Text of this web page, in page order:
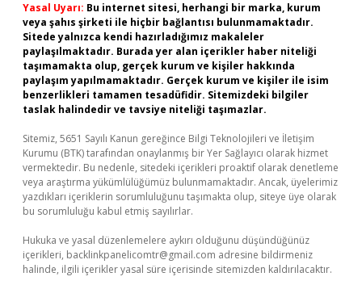
Yasal Uyarı: Bu internet sitesi, herhangi bir marka, kurum
veya şahıs şirketi ile hiçbir bağlantısı bulunmamaktadır.
Sitede yalnızca kendi hazırladığımız makaleler
paylaşılmaktadır. Burada yer alan içerikler haber niteliği
taşımamakta olup, gerçek kurum ve kişiler hakkında
paylaşım yapılmamaktadır. Gerçek kurum ve kişiler ile isim
benzerlikleri tamamen tesadüfidir. Sitemizdeki bilgiler
taslak halindedir ve tavsiye niteliği taşımazlar.
Sitemiz, 5651 Sayılı Kanun gereğince Bilgi Teknolojileri ve İletişim
Kurumu (BTK) tarafından onaylanmış bir Yer Sağlayıcı olarak hizmet
vermektedir. Bu nedenle, sitedeki içerikleri proaktif olarak denetleme
veya araştırma yükümlülüğümüz bulunmamaktadır. Ancak, üyelerimiz
yazdıkları içeriklerin sorumluluğunu taşımakta olup, siteye üye olarak
bu sorumluluğu kabul etmiş sayılırlar.
Hukuka ve yasal düzenlemelere aykırı olduğunu düşündüğünüz
içerikleri, backlinkpanelicomtr@gmail.com adresine bildirmeniz
halinde, ilgili içerikler yasal süre içerisinde sitemizden kaldırılacaktır.